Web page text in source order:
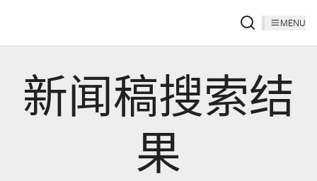
MENU
新闻稿搜索结
果